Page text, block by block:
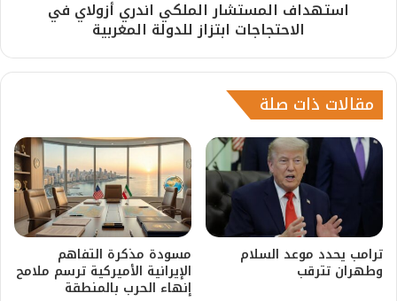
استهداف المستشار الملكي اندري أزولاي في
الاحتجاجات ابتزاز للدولة المغربية
مقالات ذات صلة
ترامب يحدد موعد السلام
وطهران تترقب
مسودة مذكرة التفاهم
الإيرانية الأميركية ترسم ملامح
إنهاء الحرب بالمنطقة